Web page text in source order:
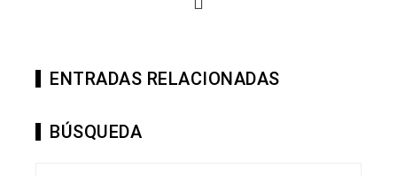
ENTRADAS RELACIONADAS
BÚSQUEDA